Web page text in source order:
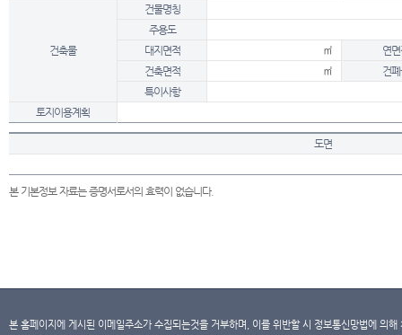
건축물
건물명칭
주용도
대지면적
㎡
연
건축면적
㎡
건
특이사항
토지이용계획
도면
본 기본정보 자료는 증명서로서의 효력이 없습니다.
본 홈페이지에 게시된 이메일주소가 수집되는것을 거부하며, 이를 위반할 시 정보통신망법에 의